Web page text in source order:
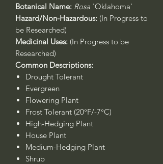
Botanical Name: Rosa 'Oklahoma'
Hazard/Non-Hazardous: (In Progress to
be Researched)
Medicinal Uses: (In Progress to be
Researched)
Common Descriptions:
Drought Tolerant
Evergreen
Flowering Plant
Frost Tolerant (20°F/-7°C)
High-Hedging Plant
House Plant
Medium-Hedging Plant
Shrub